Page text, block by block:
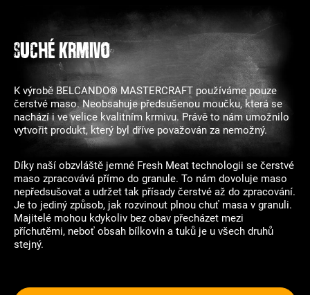
Suché krmivo
K výrobě BELCANDO® MASTERCRAFT používáme pouze
čerstvé maso. Neobsahuje předsušenou moučku, která se
nachází i ve velice kvalitním krmivu. Právě to nám umožnilo
vytvořit produkt, který byl dříve považován za nemožný.
Díky naší obzvláště jemné Fresh Meat technologii se čerstvé
maso zpracovává přímo do granule. To nám dovoluje maso
nepředsušovat a udržet tak přísady čerstvé až do zpracování.
Je to jediný způsob, jak rozvinout plnou chuť masa v granuli.
Majitelé mohou kdykoliv bez obav přecházet mezi
příchutěmi, neboť obsah bílkovin a tuků je u všech druhů
stejný.